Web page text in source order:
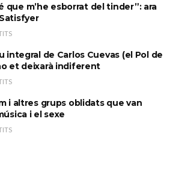
que m’he esborrat del tinder”: ara
integral de Carlos Cuevas (el Pol de
et deixarà indiferent
i altres grups oblidats que van
i el sexe